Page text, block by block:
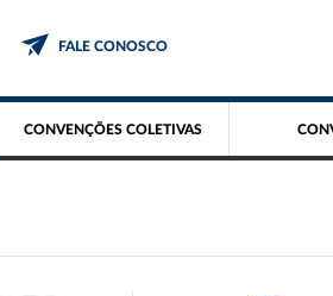
FALE CONOSCO
CONVENÇÕES COLETIVAS